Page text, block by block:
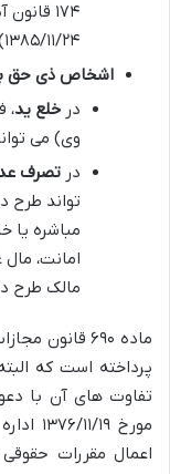
۱۳۸۵/۱۱/۲۴).
اشخاص ذی حق
در خلع ید،
وی) می
در تصرف
تواند طرح
مباشره یا
امانت،
مالک طرح
ماده ۶۹۰
پرداخته است که
مورخ
اعمال مقررات